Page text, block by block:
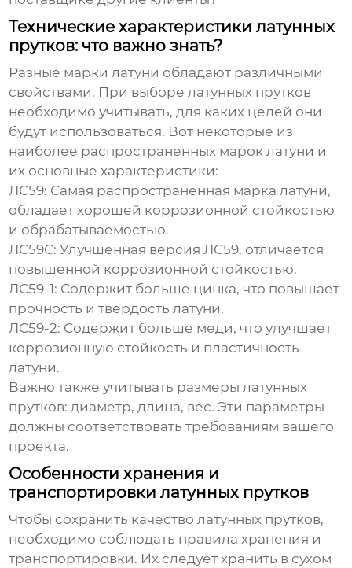
Технические характеристики латунных
прутков: что важно знать?
Разные марки латуни обладают различными
свойствами. При выборелатунных прутков
необходимо учитывать, для каких целей они
будут использоваться. Вот некоторые из
наиболее распространенных марок латуни и
их основные характеристики:
ЛС59: Самая распространенная марка латуни,
обладает хорошей коррозионной стойкостью
и обрабатываемостью.
ЛС59С: Улучшенная версия ЛС59, отличается
повышенной коррозионной стойкостью.
ЛС59-1: Содержит больше цинка, что повышает
прочность и твердость латуни.
ЛС59-2: Содержит больше меди, что улучшает
коррозионную стойкость и пластичность
латуни.
Важно также учитывать размерылатунных
прутков: диаметр, длина, вес. Эти параметры
должны соответствовать требованиям вашего
проекта.
Особенности хранения и
транспортировки латунных прутков
Чтобы сохранить качестволатунных прутков,
необходимо соблюдать правила хранения и
транспортировки. Их следует хранить в сухом